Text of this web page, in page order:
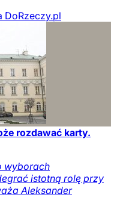
DoRzeczy.pl
rozdawać karty.
wyborach
istotną rolę przy
Aleksander